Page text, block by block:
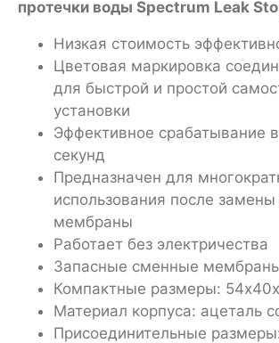
протечки воды Spectrum Leak
Низкая стоимость
Цветовая маркировка
для быстрой и простой
установки
Эффективное срабатывание
секунд
Предназначен для
использования после
мембраны
Работает без электричества
Запасные сменные
Компактные размеры:
Материал корпуса: ацеталь
Присоединительные